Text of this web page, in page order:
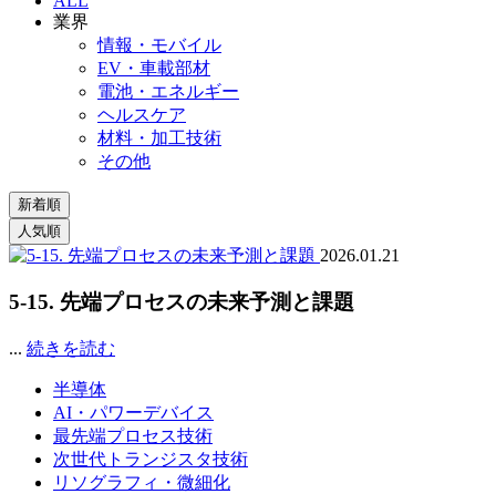
業界
情報・モバイル
EV・車載部材
電池・エネルギー
ヘルスケア
材料・加工技術
その他
2026.01.21
5-15. 先端プロセスの未来予測と課題
... 続きを読む
半導体
AI・パワーデバイス
最先端プロセス技術
次世代トランジスタ技術
リソグラフィ・微細化